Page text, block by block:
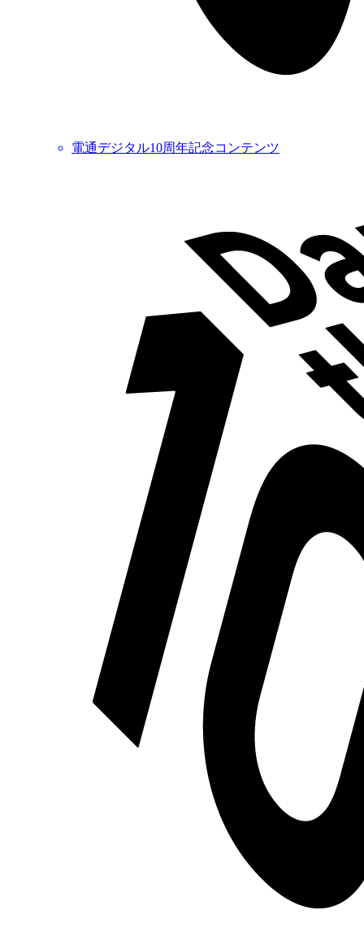
電通デジタル10周年記念コンテンツ